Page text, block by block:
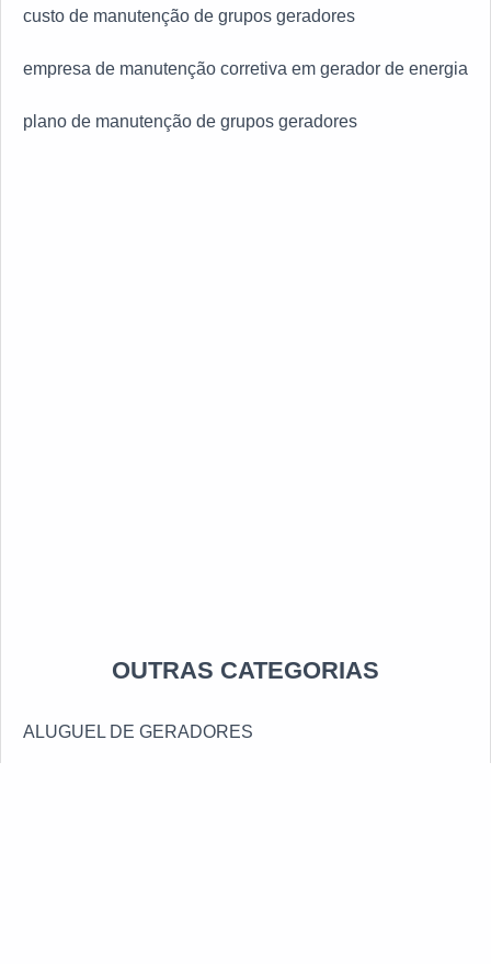
custo de manutenção de grupos geradores
empresa de manutenção corretiva em gerador de energia
plano de manutenção de grupos geradores
OUTRAS CATEGORIAS
ALUGUEL DE GERADORES